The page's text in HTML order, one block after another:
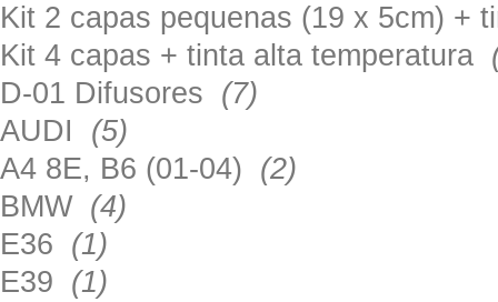
Kit 2 capas pequenas (19 x 5cm) +
Kit 4 capas + tinta alta temperatura
D-01 Difusores (7)
AUDI (5)
A4 8E, B6 (01-04) (2)
BMW (4)
E36 (1)
E39 (1)